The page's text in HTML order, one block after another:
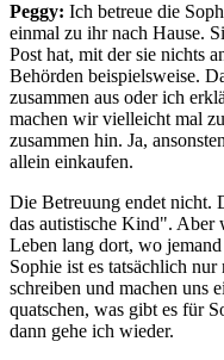
Peggy: Ich betreue die
einmal zu ihr nach Hause.
Post hat, mit der sie nichts
Behörden beispielsweise.
zusammen aus oder ich
machen wir vielleicht mal
zusammen hin. Ja,
allein einkaufen.
Die Betreuung endet nicht.
das autistische Kind". Aber
Leben lang dort, wo
Sophie ist es tatsächlich
schreiben und machen uns
quatschen, was gibt es für
dann gehe ich wieder.